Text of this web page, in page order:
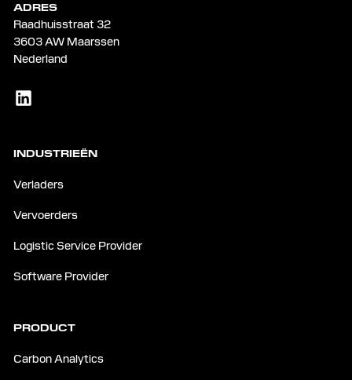
ADRES
Raadhuisstraat 32
3603 AW Maarssen
Nederland
INDUSTRIEËN
Verladers
Vervoerders
Logistic Service Provider
Software Provider
PRODUCT
Carbon Analytics